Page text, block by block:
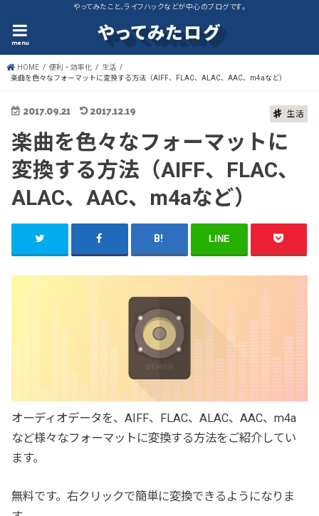
やってみたこと、ライフハックなどが中心のブログです。
やってみたログ
menu
HOME 便利・効率化
生活
楽曲を色々なフォーマットに変換する方法（AIFF、FLAC、ALAC、AAC、m4aなど）
生活
2017.09.21 2017.12.19
楽曲を色々なフォーマットに
変換する方法（AIFF、FLAC、
ALAC、AAC、m4aなど）
LINE
オーディオデータを、AIFF、FLAC、ALAC、AAC、m4a
など様々なフォーマットに変換する方法をご紹介してい
ます。
無料です。右クリックで簡単に変換できるようになりま